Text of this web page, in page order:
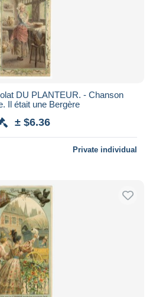
DU PLANTEUR. - Chanson
Il était une Bergère
± $6.36
Private individual